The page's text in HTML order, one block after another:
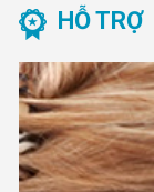
HỖ TRỢ